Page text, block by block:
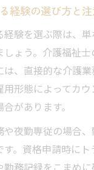
経験の選び方と
験を選ぶ際は、単
ょう。介護福祉
、直接的な介護
形態によってカ
があります。
や夜勤専従の場合
。資格申請時に